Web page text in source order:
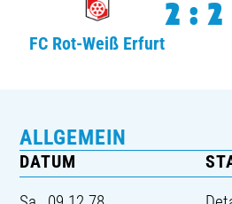
FC Rot-Weiß Erfurt
2:2
ALLGEMEIN
DATUM